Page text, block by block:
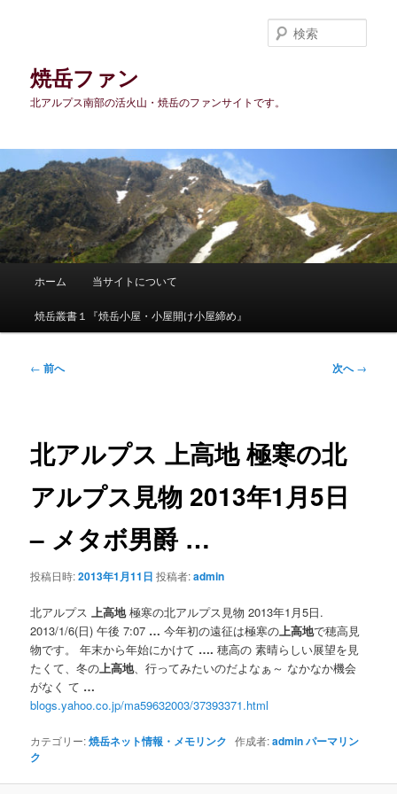
移
動
焼岳ファン
北アルプス南部の活火山・焼岳のファンサイトです。
索
メ
ホーム 当サイトについて
焼岳叢書１『焼岳小屋・小屋開け小屋締め』
投
ゲ
ー
ョ
ン
← 前へ 次へ→
北アルプス上高地極寒の北
アルプス見物 2013年1月5日
– メタボ男爵 …
投稿日時:2013年1月11日 投稿者:admin
北アルプス上高地極寒の北アルプス見物 2013年1月5日.
2013/1/6(日) 午後 7:07 … 今年初の遠征は極寒の上高地で穂高見
物です。 年末から年始にかけて …. 穂高の 素晴らしい展望を見
たくて、冬の上高地、行ってみたいのだよなぁ～ なかなか機会
がなく て …
blogs.yahoo.co.jp/ma59632003/37393371.html
カテゴリー:焼岳ネット情報・メモリンク 作成者:adminパーマリン
ク